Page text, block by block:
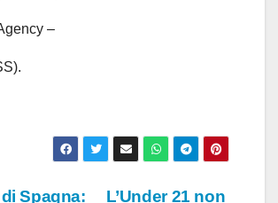
–
L’Under 21 non
Spagna: